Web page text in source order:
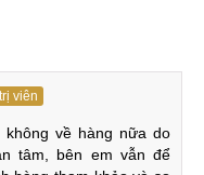
viên
về hàng nữa do
tâm, bên em vẫn để